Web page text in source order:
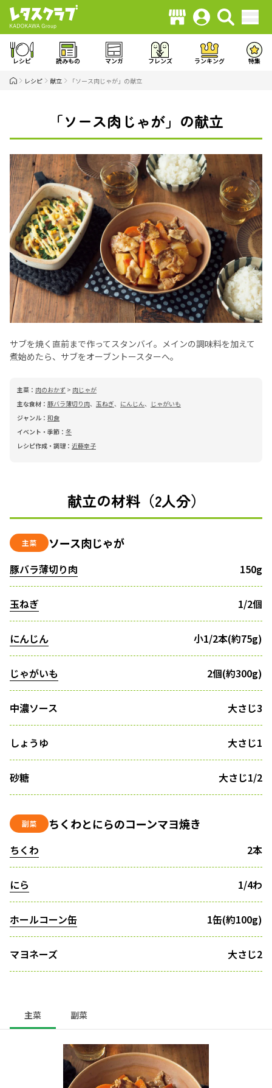
レシピ 読みもの マンガ フレンズ ランキング 特集
レシピ 献立 「ソース肉じゃが」の献立
「ソース肉じゃが」の献立
サブを焼く直前まで作ってスタンバイ。メインの調味料を加えて
煮始めたら、サブをオーブントースターへ。
主菜： 肉のおかず > 肉じゃが
主な食材： 豚バラ薄切り肉、 玉ねぎ、 にんじん、
じゃがいも
ジャンル： 和食
イベント・季節： 冬
レシピ作成・調理： 近藤幸子
献立の材料（2人分）
主菜 ソース肉じゃが
豚バラ薄切り肉 150g
玉ねぎ 1/2個
にんじん 小1/2本(約75g)
じゃがいも 2個(約300g)
中濃ソース 大さじ3
しょうゆ 大さじ1
砂糖 大さじ1/2
副菜 ちくわとにらのコーンマヨ焼き
ちくわ 2本
にら 1/4わ
ホールコーン缶 1缶(約100g)
マヨネーズ 大さじ2
主菜 副菜